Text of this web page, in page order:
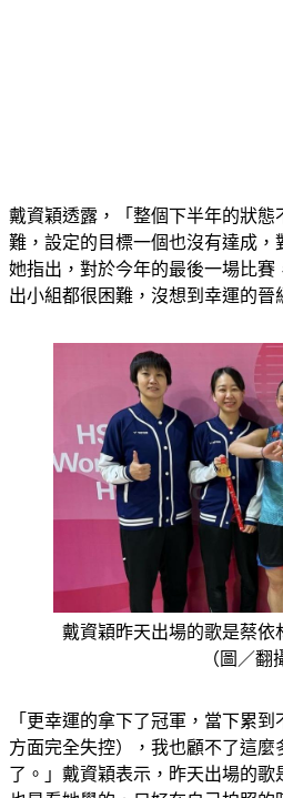
難，設定的目標一個也沒有達成，
她指出，對於今年的最後一場比賽
出小組都很困難，沒想到幸運的晉
戴資穎昨天出場的歌是蔡
（圖／翻
方面完全失控），我也顧不了這
了。」戴資穎表示，昨天出場的
也是看她學的，只好在自己拍照的